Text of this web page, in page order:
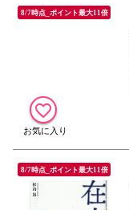
8/7時点_ポイント最大11倍
8/7時点_ポイント最大11倍